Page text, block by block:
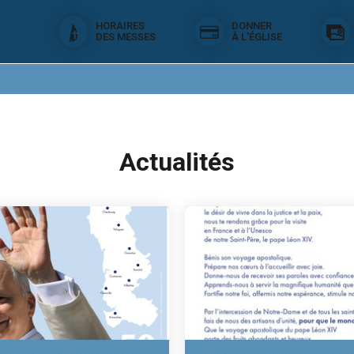
HORAIRES
DES MESSES
DONNER
À L'ÉGLISE
Actualités